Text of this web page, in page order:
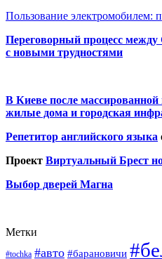
Пользование электромобилем:
Переговорный процесс
с новыми трудностями
В Киеве после
жилые дома и городская
Репетитор английского языка
Проект Виртуальный Брест
Выбор дверей Магна
Метки
#tochka #авто #барановичи